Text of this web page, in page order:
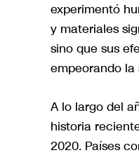
experimentó
y materiales
sino que sus
empeorando
A lo largo del
historia
2020. Países